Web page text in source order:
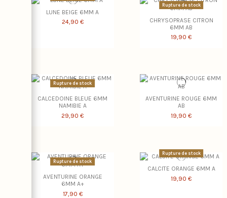
LUNE BEIGE 6MM A
24,90 €
Rupture de stock
CHRYSOPRASE CITRON
6MM AB
19,90 €
Rupture de stock
CALCEDOINE BLEUE 6MM
NAMIBIE A
29,90 €
AVENTURINE ROUGE 6MM
AB
19,90 €
Rupture de stock
AVENTURINE ORANGE
6MM A+
17,90 €
Rupture de stock
CALCITE ORANGE 6MM A
19,90 €